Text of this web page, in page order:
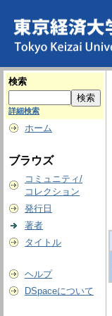
検索
詳細検索
ホーム
ブラウズ
コミュニティ/
コレクション
発行日
著者
タイトル
ヘルプ
DSpaceについて